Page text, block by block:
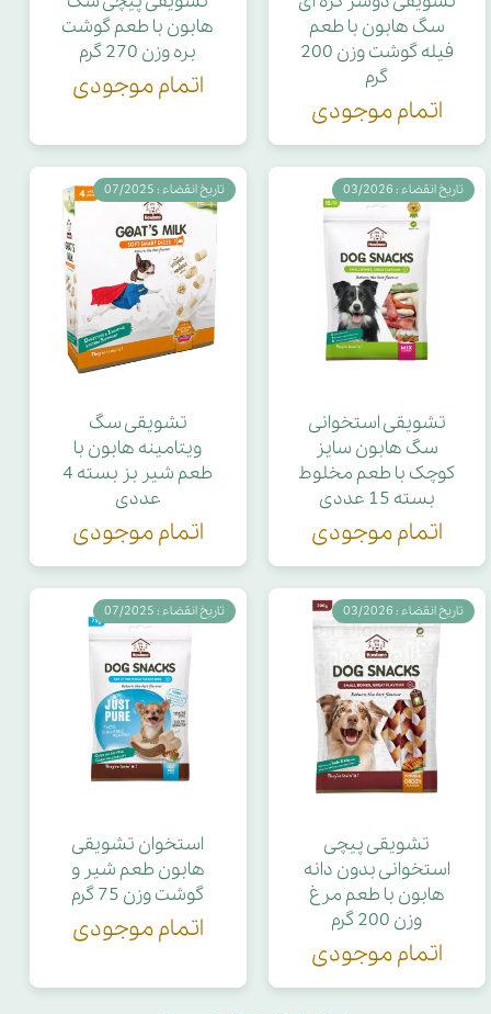
سگ هابون با طعم
فیله گوشت وزن 200
گرم
اتمام موجودی
هابون با طعم گوشت
بره وزن 270 گرم
اتمام موجودی
تشویقی استخوانی
سگ هابون سایز
کوچک با طعم مخلوط
بسته 15 عددی
اتمام موجودی
تاریخ انقضاء : 03/2026
تشویقی سگ
ویتامینه هابون با
طعم شیر بز بسته 4
عددی
اتمام موجودی
تاریخ انقضاء : 07/2025
تشویقی پیچی
استخوانی بدون دانه
هابون با طعم مرغ
وزن 200 گرم
اتمام موجودی
تاریخ انقضاء : 03/2026
استخوان تشویقی
هابون طعم شیر و
گوشت وزن 75 گرم
اتمام موجودی
تاریخ انقضاء : 07/2025